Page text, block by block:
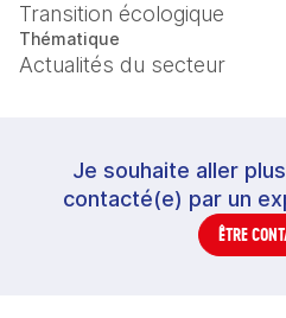
Transition écologique
Thématique
Actualités du secteur
Je souhaite aller
contacté(e) par un
ÊTRE